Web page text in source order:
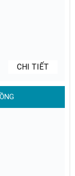
CHI TIẾT